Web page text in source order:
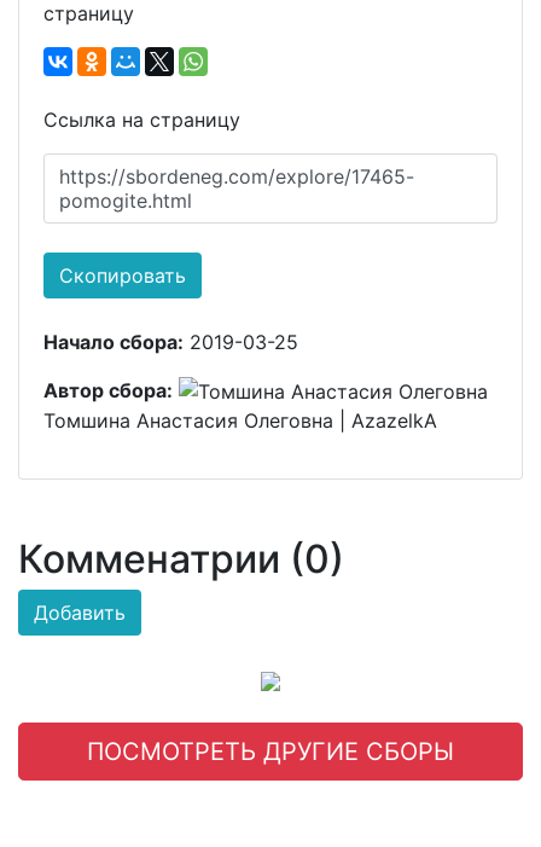
страницу
Ссылка на страницу
https://sbordeneg.com/explore/17465-
pomogite.html
Скопировать
Начало сбора: 2019-03-25
Автор сбора:
Томшина Анастасия Олеговна | AzazelkA
Комменатрии (0)
Добавить
ПОСМОТРЕТЬ ДРУГИЕ СБОРЫ